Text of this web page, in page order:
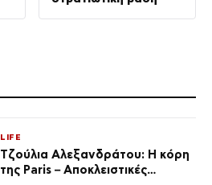
LIFE
Τζούλια Αλεξανδράτου: Η κόρη
της Paris – Αποκλειστικές